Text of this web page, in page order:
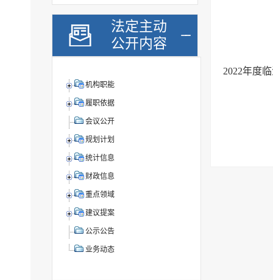
法定主动
公开内容
机构职能
履职依据
会议公开
规划计划
统计信息
财政信息
重点领域
建议提案
公示公告
业务动态
2022年度